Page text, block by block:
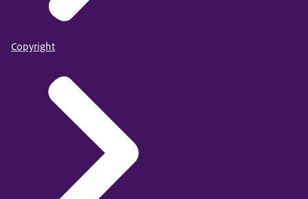
Copyright